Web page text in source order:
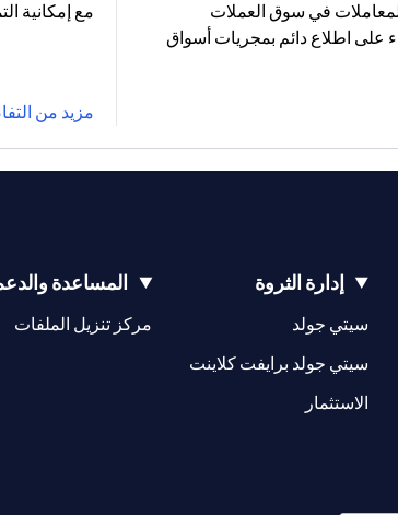
في سوق العملات
على اطلاع دائم بمجريات أسواق
مع إمكانية
مزيد من
إدارة الثروة
سيتي جولد
سيتي جولد برايفت كلاينت
الاستثمار
المساعدة
مركز تنزيل الملفات